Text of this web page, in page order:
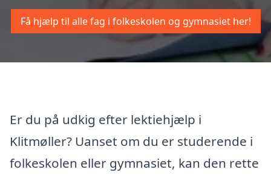
Få hjælp til alle fag i folkeskolen og gymnasiet her!
Er du på udkig efter lektiehjælp i
Klitmøller? Uanset om du er studerende i
folkeskolen eller gymnasiet, kan den rette